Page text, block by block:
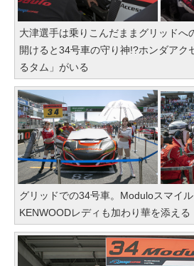
大津選手は乗りこんだままグリッドへ
開けると34号車の守り神!?ホンダアク
るタム」がいる
グリッドでの34号車。Moduloスマイ
KENWOODレディも加わり華を添える